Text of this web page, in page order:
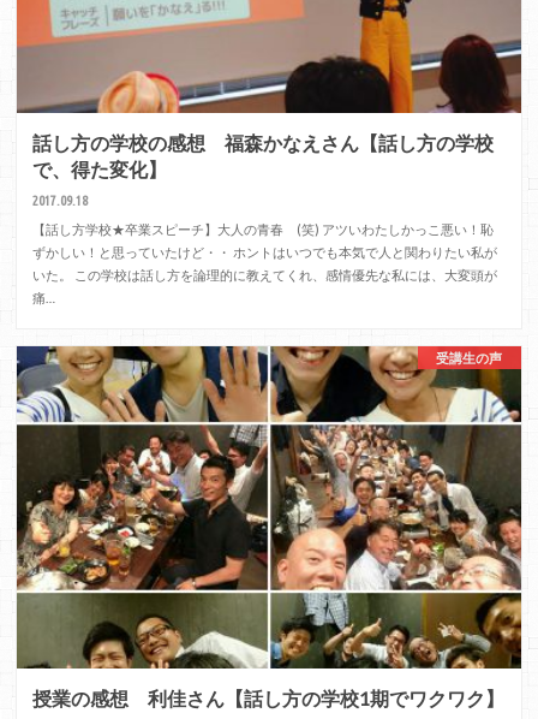
話し方の学校の感想 福森かなえさん【話し方の学校
で、得た変化】
2017.09.18
【話し方学校★卒業スピーチ】大人の青春 (笑) アツいわたしかっこ悪い！恥
ずかしい！と思っていたけど・・ ホントはいつでも本気で人と関わりたい私が
いた。 この学校は話し方を論理的に教えてくれ、感情優先な私には、大変頭が
痛…
受講生の声
授業の感想 利佳さん【話し方の学校1期でワクワク】